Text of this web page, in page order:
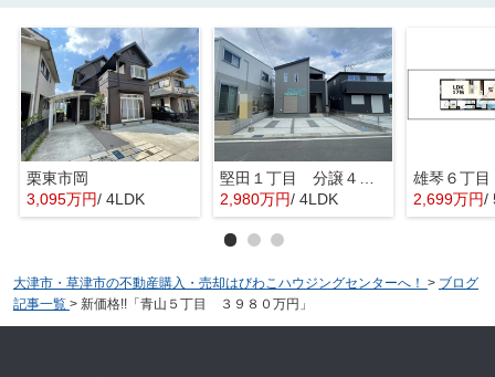
栗東市岡
3,095万円/ 4LDK
2,980万円/ 4LDK 2,699万円/
大津市・草津市の不動産購入・売却はびわこハウジングセンターへ！ > ブログ
記事一覧 > 新価格!!「青山５丁目 ３９８０万円」